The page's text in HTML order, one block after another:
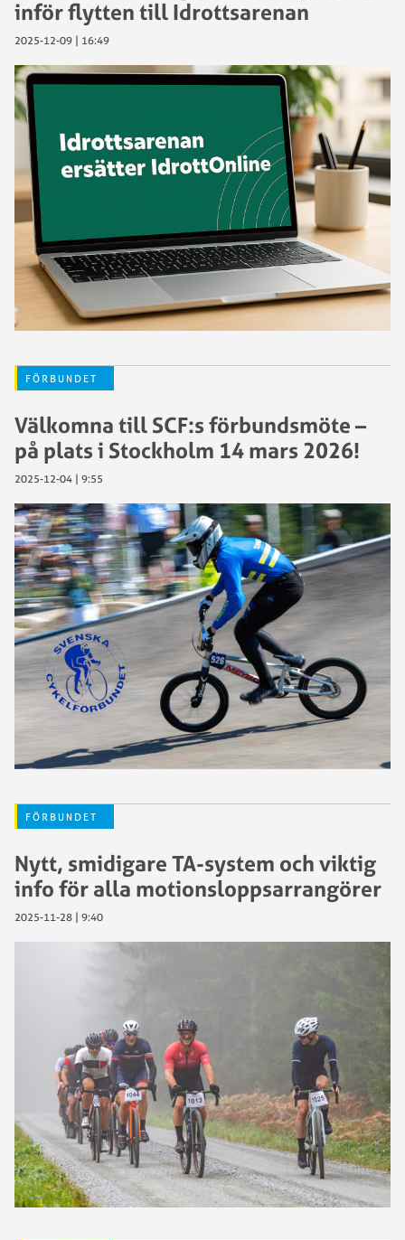
inför flytten till Idrottsarenan
2025-12-09 | 16:49
FÖRBUNDET
Välkomna till SCF:s förbundsmöte –
på plats i Stockholm 14 mars 2026!
2025-12-04 | 9:55
FÖRBUNDET
Nytt, smidigare TA-system och viktig
info för alla motionsloppsarrangörer
2025-11-28 | 9:40